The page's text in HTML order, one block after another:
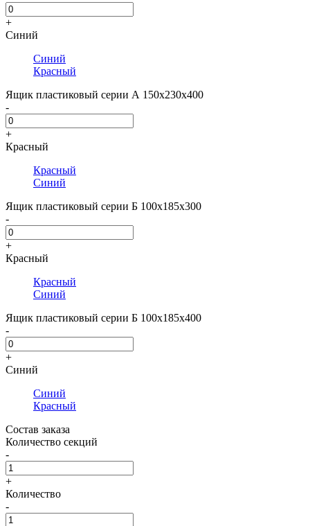
+
Синий
Синий
Красный
Ящик пластиковый серии А 150х230х400
-
+
Красный
Красный
Синий
Ящик пластиковый серии Б 100х185х300
-
+
Красный
Красный
Синий
Ящик пластиковый серии Б 100х185х400
-
+
Синий
Синий
Красный
Состав заказа
Количество секций
-
+
Количество
-